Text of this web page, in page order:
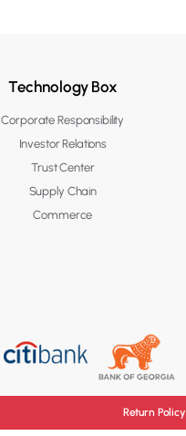
Technology Box
Corporate Responsibility
Investor Relations
Trust Center
Supply Chain
Commerce
Return Policy